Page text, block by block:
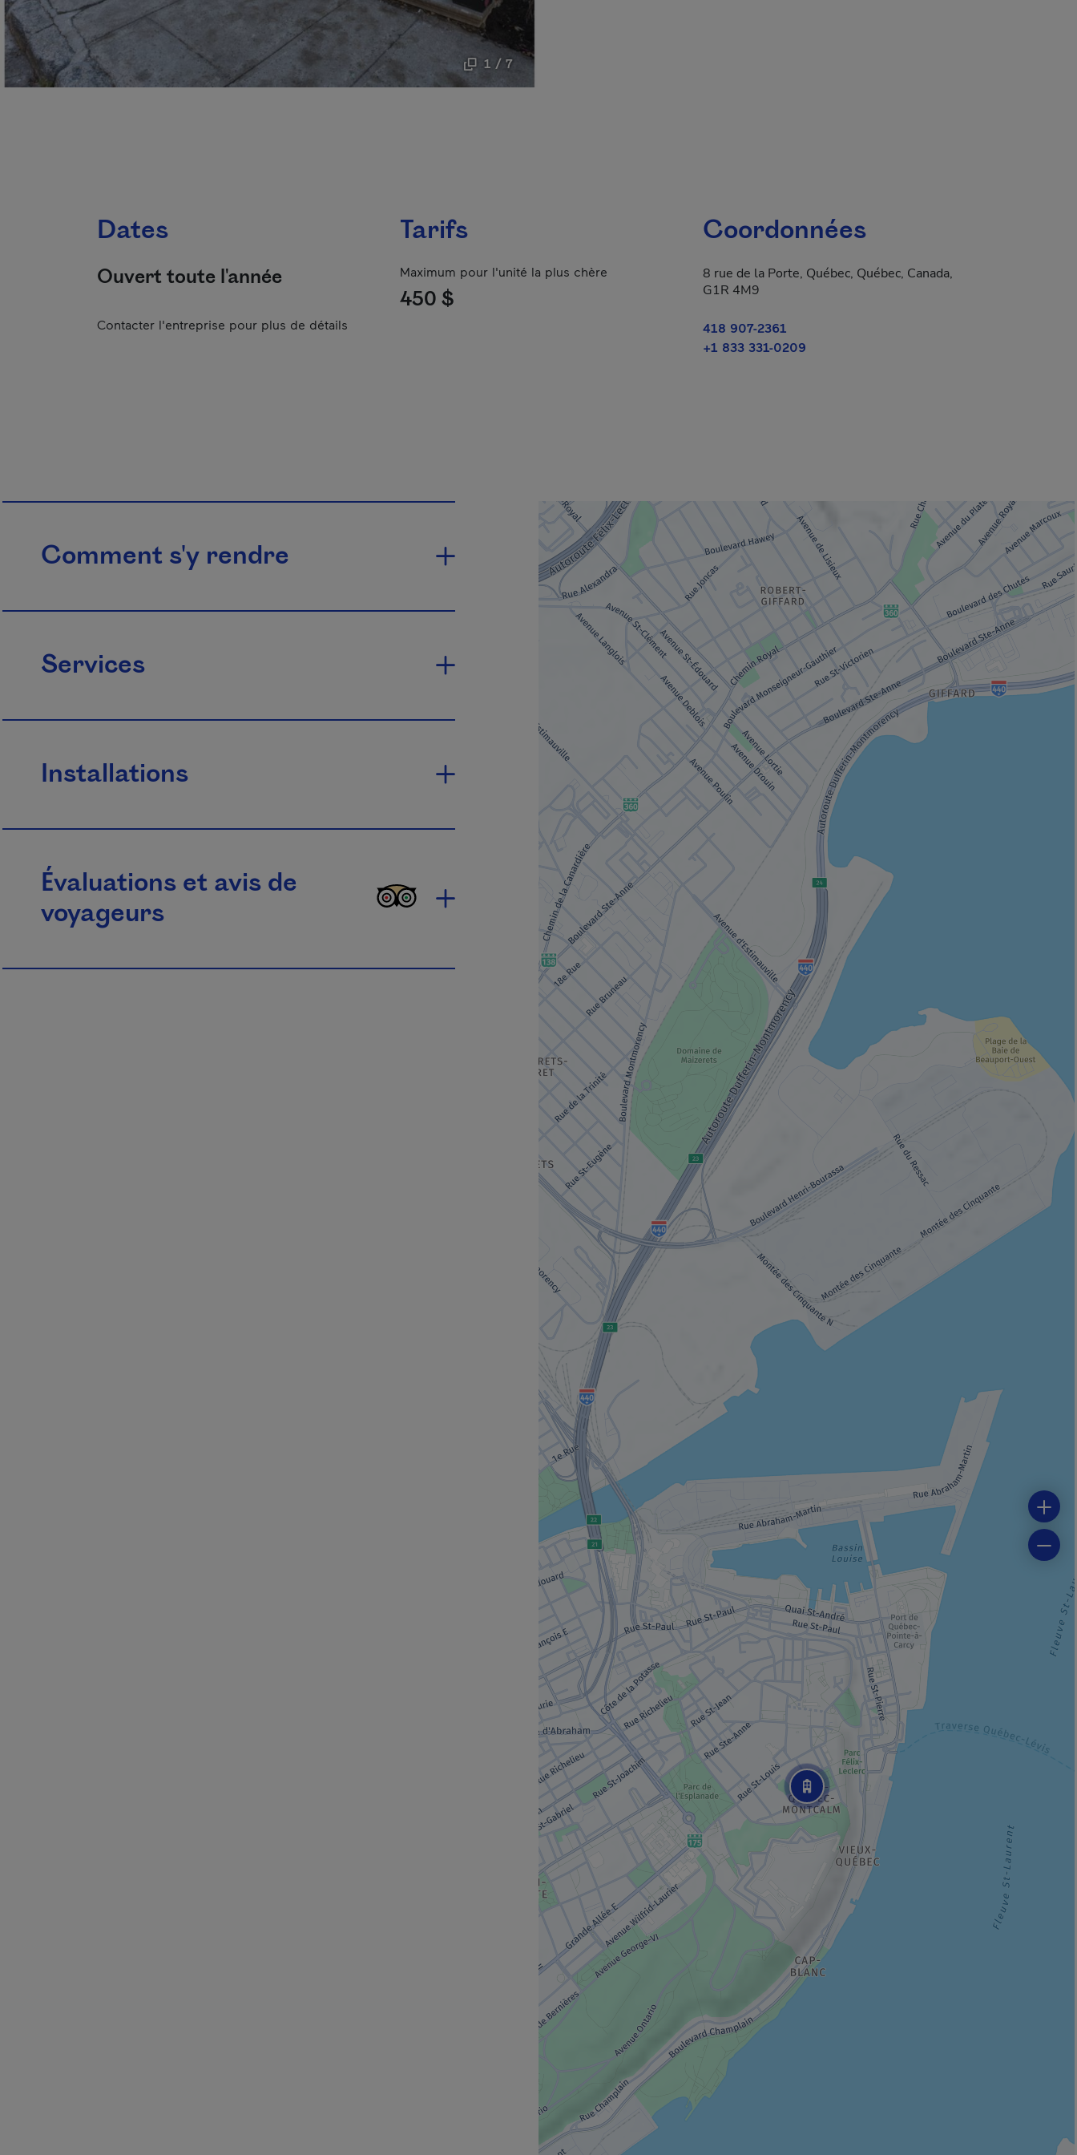
1 / 7
Dates
Ouvert toute l'année
Contacter l'entreprise pour plus de détails
Tarifs
Maximum pour l'unité la plus chère
450 $
Coordonnées
8 rue de la Porte, Québec, Québec, Canada,
G1R 4M9
418 907-2361
+1 833 331-0209
Comment s'y rendre
Services
Installations
Évaluations et avis de
voyageurs